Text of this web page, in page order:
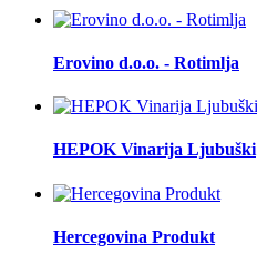
Erovino d.o.o. - Rotimlja
HEPOK Vinarija Ljubuški
Hercegovina Produkt